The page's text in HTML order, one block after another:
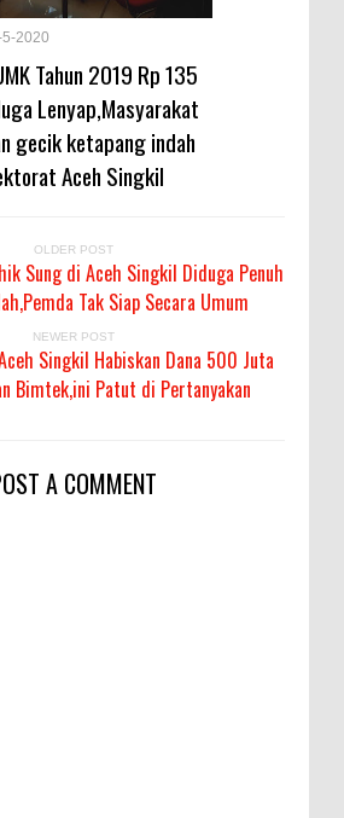
2020
Tahun 2019 Rp 135
Lenyap,Masyarakat
gecik ketapang indah
Aceh Singkil
OLDER POST
Sung di Aceh Singkil Diduga Penuh
Tak Siap Secara Umum
NEWER POST
Singkil Habiskan Dana 500 Juta
Bimtek,ini Patut di Pertanyakan
A COMMENT